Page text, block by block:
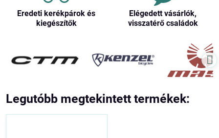
Eredeti kerékpárok és
kiegészítők
Elégedett vásárlók,
visszatérő családok
Legutóbb megtekintett termékek: